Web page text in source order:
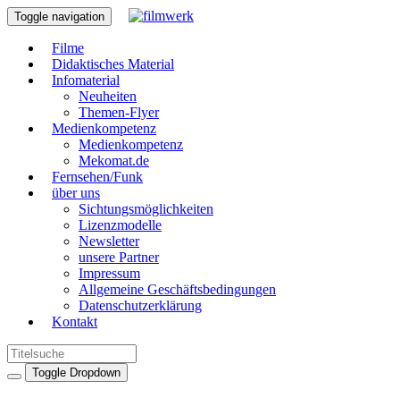
Toggle navigation
Filme
Didaktisches Material
Infomaterial
Neuheiten
Themen-Flyer
Medienkompetenz
Medienkompetenz
Mekomat.de
Fernsehen/Funk
über uns
Sichtungsmöglichkeiten
Lizenzmodelle
Newsletter
unsere Partner
Impressum
Allgemeine Geschäftsbedingungen
Datenschutzerklärung
Kontakt
Toggle Dropdown